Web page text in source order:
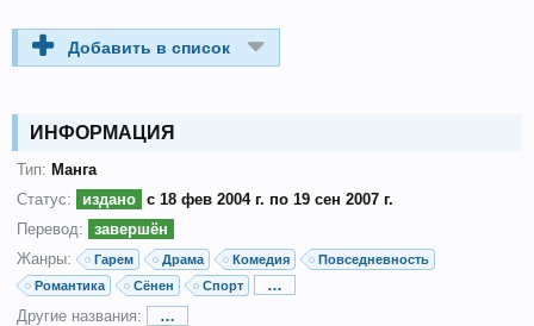
Добавить в список
ИНФОРМАЦИЯ
Тип: Манга
Статус:
издано с 18 фев 2004 г. по 19 сен 2007 г.
Перевод:
завершён
Жанры:
Гарем Драма Комедия
Повседневность
Романтика
Сёнен Спорт
…
Другие названия:
…